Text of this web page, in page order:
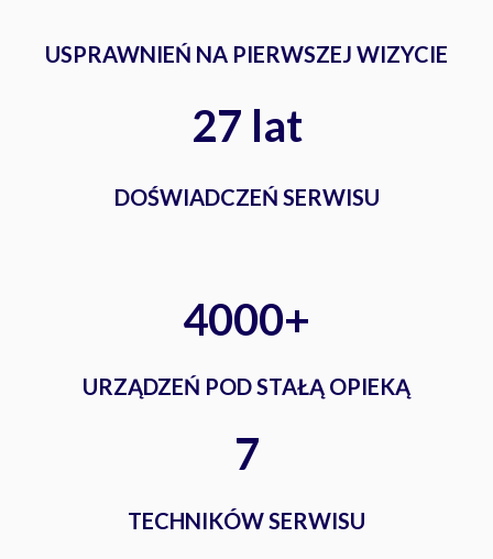
USPRAWNIEŃ NA PIERWSZEJ WIZYCIE
27 lat
DOŚWIADCZEŃ SERWISU
4000+
URZĄDZEŃ POD STAŁĄ OPIEKĄ
7
TECHNIKÓW SERWISU